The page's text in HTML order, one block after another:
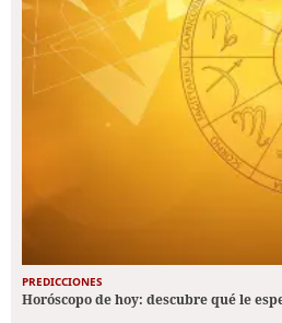
PREDICCIONES
Horóscopo de hoy: descubre qué le